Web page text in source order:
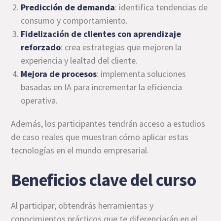
Predicción de demanda: identifica tendencias de
consumo y comportamiento.
Fidelización de clientes con aprendizaje
reforzado: crea estrategias que mejoren la
experiencia y lealtad del cliente.
Mejora de procesos: implementa soluciones
basadas en IA para incrementar la eficiencia
operativa.
Además, los participantes tendrán acceso a estudios
de caso reales que muestran cómo aplicar estas
tecnologías en el mundo empresarial.
Beneficios clave del curso
Al participar, obtendrás herramientas y